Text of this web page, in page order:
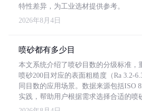
特性差异，为工业选材提供参考。
2026年8月4日
喷砂都有多少目
本文系统介绍了喷砂目数的分级标准，
喷砂200目对应的表面粗糙度（Ra 3.2-
同目数的应用场景。数据来源包括ISO
实践，帮助用户根据需求选择合适的喷